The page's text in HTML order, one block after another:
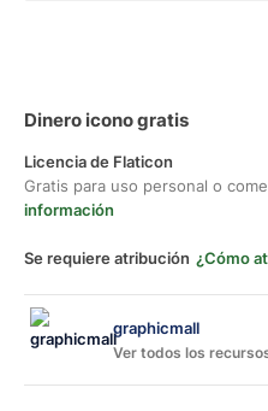
Dinero icono gratis
Licencia de Flaticon
Gratis para uso personal o
información
Se requiere atribución ¿Cómo
graphicmall
Ver todos los